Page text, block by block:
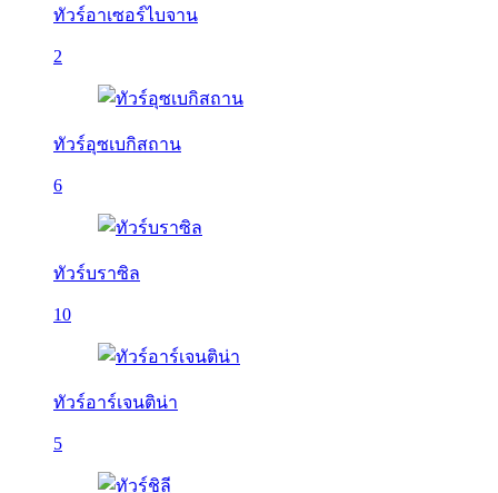
ทัวร์อาเซอร์ไบจาน
2
ทัวร์อุซเบกิสถาน
6
ทัวร์บราซิล
10
ทัวร์อาร์เจนติน่า
5